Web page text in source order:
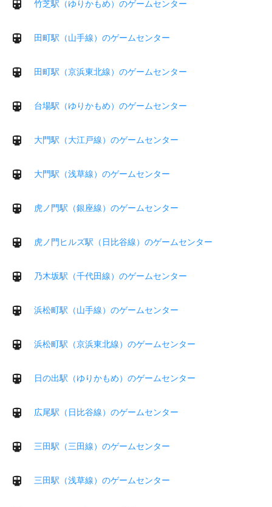
竹芝駅（ゆりかもめ）のゲームセンター
田町駅（山手線）のゲームセンター
田町駅（京浜東北線）のゲームセンター
台場駅（ゆりかもめ）のゲームセンター
大門駅（大江戸線）のゲームセンター
大門駅（浅草線）のゲームセンター
虎ノ門駅（銀座線）のゲームセンター
虎ノ門ヒルズ駅（日比谷線）のゲームセンター
乃木坂駅（千代田線）のゲームセンター
浜松町駅（山手線）のゲームセンター
浜松町駅（京浜東北線）のゲームセンター
日の出駅（ゆりかもめ）のゲームセンター
広尾駅（日比谷線）のゲームセンター
三田駅（三田線）のゲームセンター
三田駅（浅草線）のゲームセンター